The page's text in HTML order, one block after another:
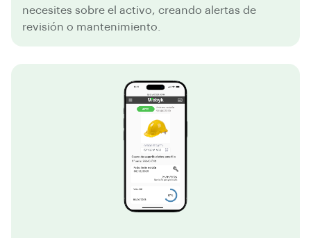
necesites sobre el activo, creando alertas de
revisión o mantenimiento.